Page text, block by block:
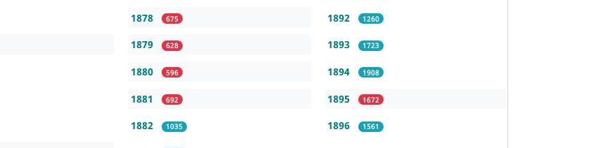
1878 675
1879 628
1880 596
1881 692
1882 1035
1892 1260
1893 1723
1894 1908
1895 1672
1896 1561